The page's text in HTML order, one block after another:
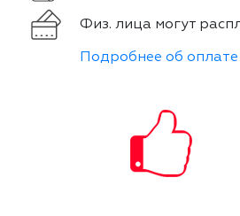
Физ. лица могут
Подробнее об